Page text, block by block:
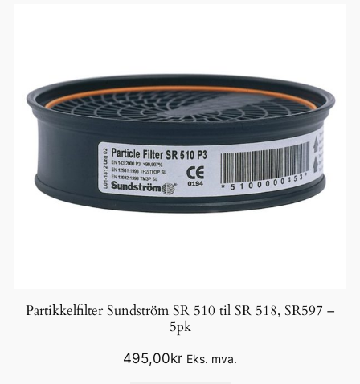
Partikkelfilter Sundström SR 510 til SR 518, SR597 –
5pk
495,00kr Eks. mva.